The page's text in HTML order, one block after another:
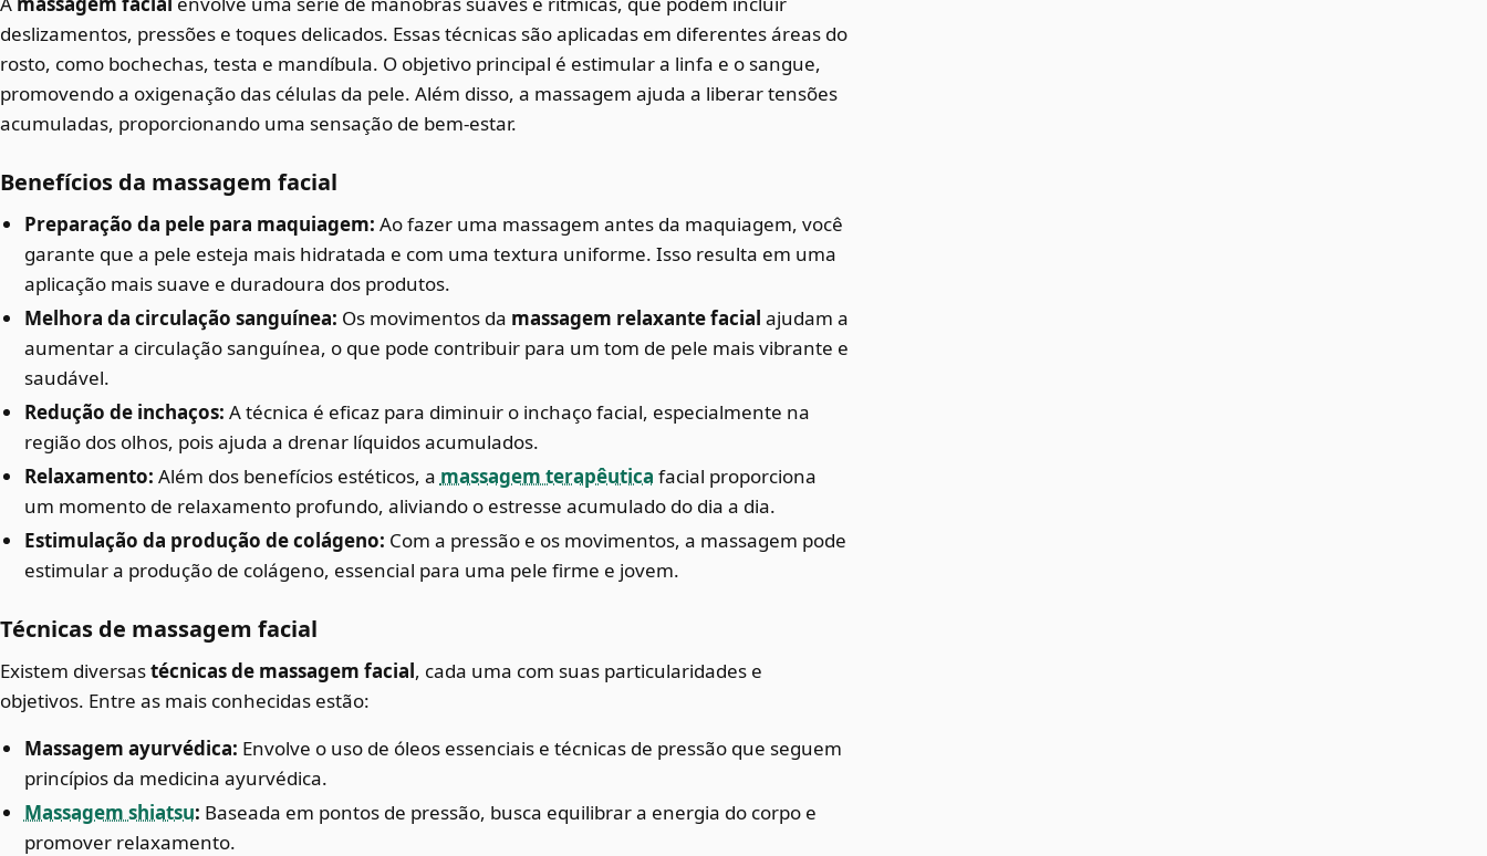
deslizamentos, pressões e toques delicados. Essas técnicas são aplicadas em diferentes áreas do
rosto, como bochechas, testa e mandíbula. O objetivo principal é estimular a linfa e o sangue,
promovendo a oxigenação das células da pele. Além disso, a massagem ajuda a liberar tensões
acumuladas, proporcionando uma sensação de bem-estar.
Benefícios da massagem facial
Preparação da pele para maquiagem: Ao fazer uma massagem antes da maquiagem, você
garante que a pele esteja mais hidratada e com uma textura uniforme. Isso resulta em uma
aplicação mais suave e duradoura dos produtos.
Melhora da circulação sanguínea: Os movimentos da massagem relaxante facial ajudam a
aumentar a circulação sanguínea, o que pode contribuir para um tom de pele mais vibrante e
saudável.
Redução de inchaços: A técnica é eficaz para diminuir o inchaço facial, especialmente na
região dos olhos, pois ajuda a drenar líquidos acumulados.
Relaxamento: Além dos benefícios estéticos, a massagem terapêutica facial proporciona
um momento de relaxamento profundo, aliviando o estresse acumulado do dia a dia.
Estimulação da produção de colágeno: Com a pressão e os movimentos, a massagem pode
estimular a produção de colágeno, essencial para uma pele firme e jovem.
Técnicas de massagem facial
Existem diversastécnicas de massagem facial, cada uma com suas particularidades e
objetivos. Entre as mais conhecidas estão:
Massagem ayurvédica: Envolve o uso de óleos essenciais e técnicas de pressão que seguem
princípios da medicina ayurvédica.
Massagem shiatsu: Baseada em pontos de pressão, busca equilibrar a energia do corpo e
promover relaxamento.